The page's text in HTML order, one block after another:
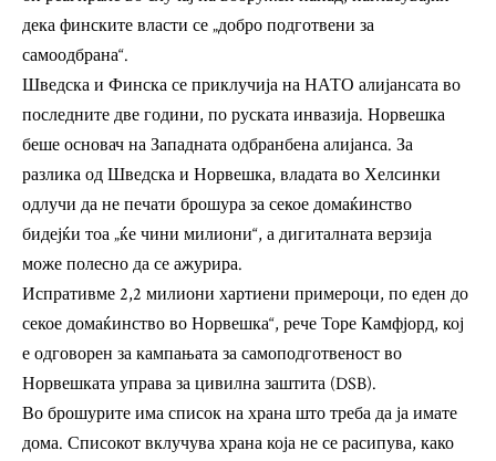
дека финските власти се „добро подготвени за
самоодбрана“.
Шведска и Финска се приклучија на НАТО алијансата во
последните две години, по руската инвазија. Норвешка
беше основач на Западната одбранбена алијанса. За
разлика од Шведска и Норвешка, владата во Хелсинки
одлучи да не печати брошура за секое домаќинство
бидејќи тоа „ќе чини милиони“, а дигиталната верзија
може полесно да се ажурира.
Испративме 2,2 милиони хартиени примероци, по еден до
секое домаќинство во Норвешка“, рече Торе Камфјорд, кој
е одговорен за кампањата за самоподготвеност во
Норвешката управа за цивилна заштита (DSB).
Во брошурите има список на храна што треба да ја имате
дома. Списокот вклучува храна која не се расипува, како